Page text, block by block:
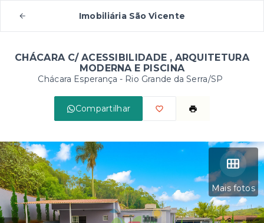
Imobiliária São Vicente
CHÁCARA C/ ACESSIBILIDADE , ARQUITETURA
MODERNA E PISCINA
Chácara Esperança - Rio Grande da Serra/SP
Compartilhar
Mais fotos